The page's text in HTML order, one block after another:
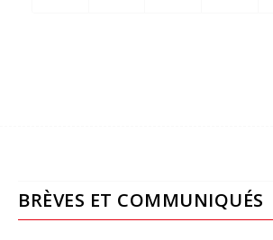
BRÈVES ET COMMUNIQUÉS